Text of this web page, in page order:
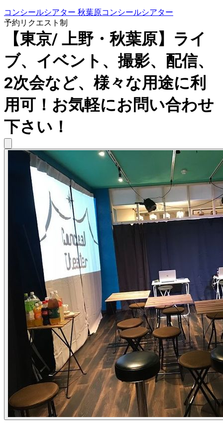
コンシールシアター 秋葉原コンシールシアター
予約リクエスト制
【東京/ 上野・秋葉原】ライ
ブ、イベント、撮影、配信、
2次会など、様々な用途に利
用可！お気軽にお問い合わせ
下さい！